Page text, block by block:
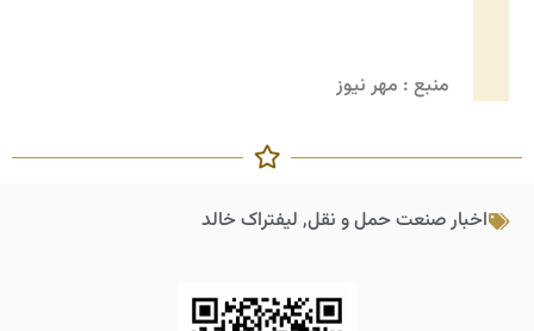
منبع : مهر نیوز
اخبار صنعت حمل و نقل, لیفتراک خالد